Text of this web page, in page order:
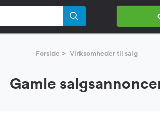
Forside Virksomheder til salg
Gamle